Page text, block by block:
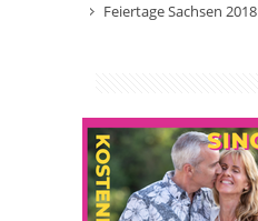
Feiertage Sachsen 2018